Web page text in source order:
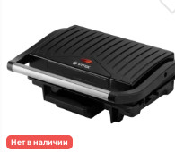
Нет в наличии